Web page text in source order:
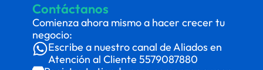
Contáctanos
Comienza ahora mismo a hacer crecer tu
negocio:
Escribe a nuestro canal de Aliados en
Atención al Cliente 5579087880